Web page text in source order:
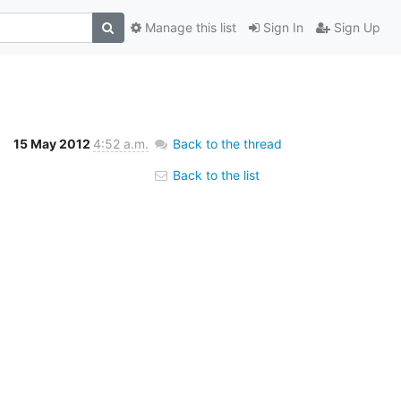
Sign In Sign Up
Manage this list
15 May 2012 4:52 a.m. Back to the thread
Back to the list